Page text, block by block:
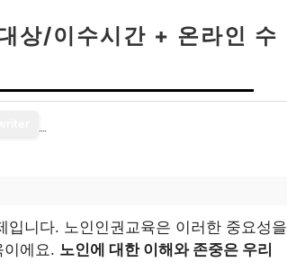
상/이수시간 + 온라인 수
니다. 노인인권교육은 이러한 중요성을
에요. 노인에 대한 이해와 존중은 우리